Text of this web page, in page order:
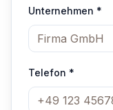
Unternehmen *
Telefon *